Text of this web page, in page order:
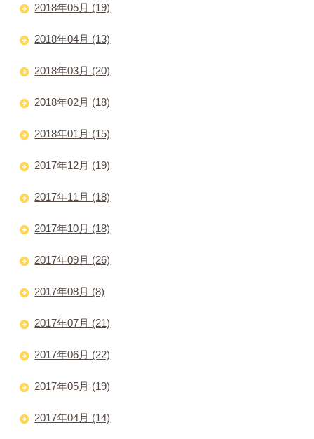
2018年05月 (19)
2018年04月 (13)
2018年03月 (20)
2018年02月 (18)
2018年01月 (15)
2017年12月 (19)
2017年11月 (18)
2017年10月 (18)
2017年09月 (26)
2017年08月 (8)
2017年07月 (21)
2017年06月 (22)
2017年05月 (19)
2017年04月 (14)